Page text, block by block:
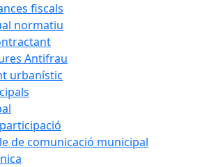
fiscals
normatiu
Antifrau
urbanístic
de comunicació municipal